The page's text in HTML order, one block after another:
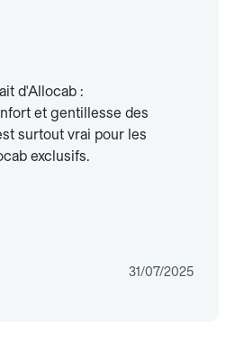
d'Allocab :
et gentillesse des
surtout vrai pour les
exclusifs.
31/07/2025